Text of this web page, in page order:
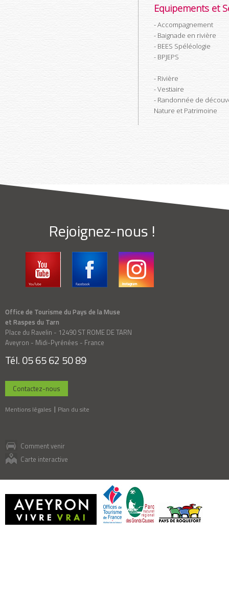
Equipements et
Accompagnement
Baignade en rivière
BEES Spéléologie
BPJEPS
Rivière
Vestiaire
Randonnée de
Nature et Patrimoine
Rejoignez-nous !
Office de Tourisme du Pays de la Muse
et Raspes du Tarn
Place du Ravelin - 12490 ST ROME DE TARN
Aveyron - Midi-Pyrénées - France
Tél. 05 65 62 50 89
Contactez-nous
Mentions légales Plan du site
Comment venir
Carte interactive